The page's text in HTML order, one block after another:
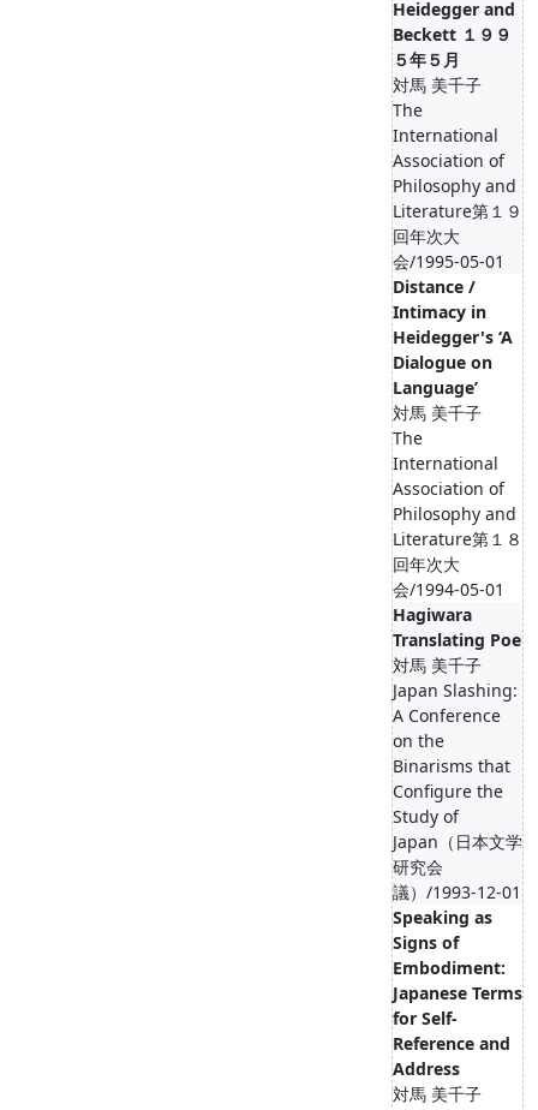
Heidegger and
Beckett １９９
５年５月
対馬 美千子
The
International
Association of
Philosophy and
Literature第１９
回年次大
会/1995-05-01
Distance /
Intimacy in
Heidegger's ‘A
Dialogue on
Language’
対馬 美千子
The
International
Association of
Philosophy and
Literature第１８
回年次大
会/1994-05-01
Hagiwara
Translating Poe
対馬 美千子
Japan Slashing:
A Conference
on the
Binarisms that
Configure the
Study of
Japan（日本文学
研究会
議）/1993-12-01
Speaking as
Signs of
Embodiment:
Japanese Terms
for Self-
Reference and
Address
対馬 美千子